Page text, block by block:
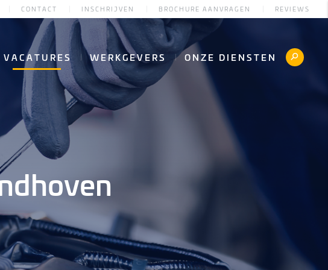
CONTACT INSCHRIJVEN BROCHURE AANVRAGEN REVIEWS
VACATURES WERKGEVERS ONZE DIENSTEN